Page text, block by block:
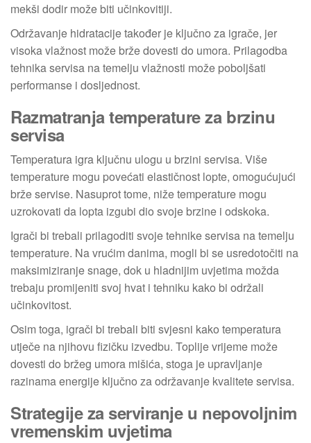
mekši dodir može biti učinkovitiji.
Održavanje hidratacije također je ključno za igrače, jer
visoka vlažnost može brže dovesti do umora. Prilagodba
tehnika servisa na temelju vlažnosti može poboljšati
performanse i dosljednost.
Razmatranja temperature za brzinu
servisa
Temperatura igra ključnu ulogu u brzini servisa. Više
temperature mogu povećati elastičnost lopte, omogućujući
brže servise. Nasuprot tome, niže temperature mogu
uzrokovati da lopta izgubi dio svoje brzine i odskoka.
Igrači bi trebali prilagoditi svoje tehnike servisa na temelju
temperature. Na vrućim danima, mogli bi se usredotočiti na
maksimiziranje snage, dok u hladnijim uvjetima možda
trebaju promijeniti svoj hvat i tehniku kako bi održali
učinkovitost.
Osim toga, igrači bi trebali biti svjesni kako temperatura
utječe na njihovu fizičku izvedbu. Toplije vrijeme može
dovesti do bržeg umora mišića, stoga je upravljanje
razinama energije ključno za održavanje kvalitete servisa.
Strategije za serviranje u nepovoljnim
vremenskim uvjetima